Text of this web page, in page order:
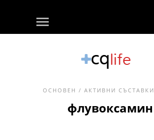
ОСНОВЕН / АКТИВНИ СЪСТАВКИ
флувоксамин